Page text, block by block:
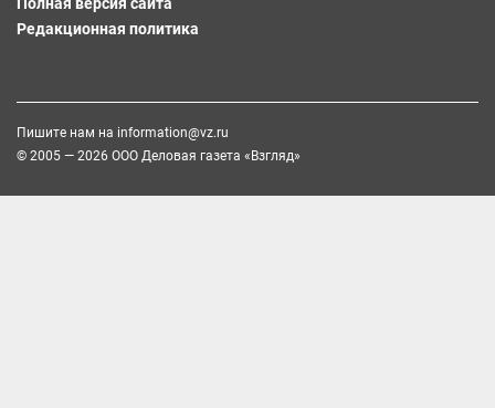
Редакционная политика
Пишите нам на information@vz.ru
© 2005 — 2026 ООО Деловая газета «Взгляд»